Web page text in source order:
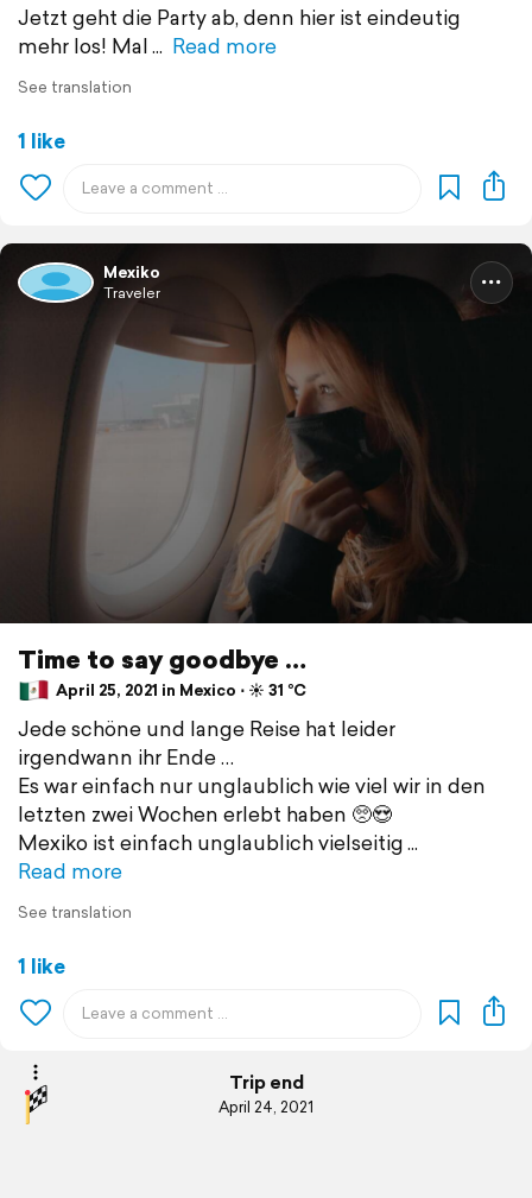
Jetzt geht die Party ab, denn hier ist eindeutig
mehr los! Mal
Read more
See translation
1 like
Mexiko
Traveler
Time to say goodbye …
April 25, 2021 in Mexico ⋅ ☀️ 31 °C
Jede schöne und lange Reise hat leider
irgendwann ihr Ende …
Es war einfach nur unglaublich wie viel wir in den
letzten zwei Wochen erlebt haben 🥺😍
Mexiko ist einfach unglaublich vielseitig
Read more
See translation
1 like
Trip end
April 24, 2021